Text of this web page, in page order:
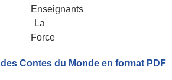
des Contes du Monde en format PDF